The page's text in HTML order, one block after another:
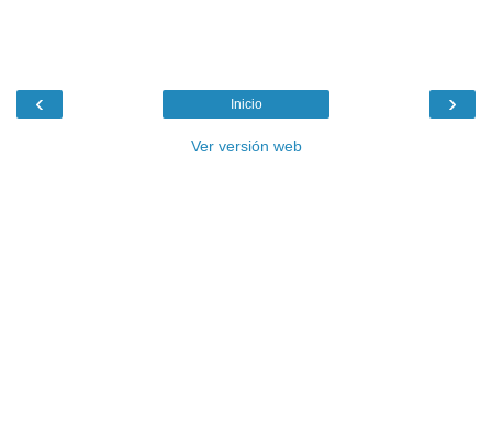
‹ ›
Inicio
Ver versión web